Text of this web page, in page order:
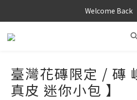
Welcome Back
臺灣花磚限定 / 磚
真皮 迷你小包 】